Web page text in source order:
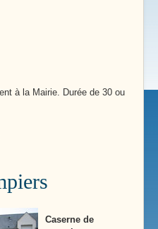
à la Mairie. Durée de 30 ou
Caserne de